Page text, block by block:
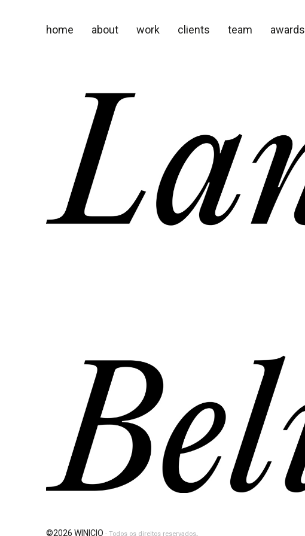
home about work clients team awards
©2026 WINICIO - Todos os direitos reservados.